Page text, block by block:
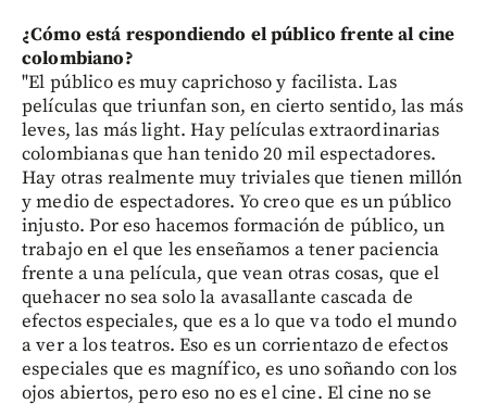
¿Cómo está respondiendo el público frente al cine
colombiano?
"El público es muy caprichoso y facilista. Las
películas que triunfan son, en cierto sentido, las más
leves, las más light. Hay películas extraordinarias
colombianas que han tenido 20 mil espectadores.
Hay otras realmente muy triviales que tienen millón
y medio de espectadores. Yo creo que es un público
injusto. Por eso hacemos formación de público, un
trabajo en el que les enseñamos a tener paciencia
frente a una película, que vean otras cosas, que el
quehacer no sea solo la avasallante cascada de
efectos especiales, que es a lo que va todo el mundo
a ver a los teatros. Eso es un corrientazo de efectos
especiales que es magnífico, es uno soñando con los
ojos abiertos, pero eso no es el cine. El cine no se